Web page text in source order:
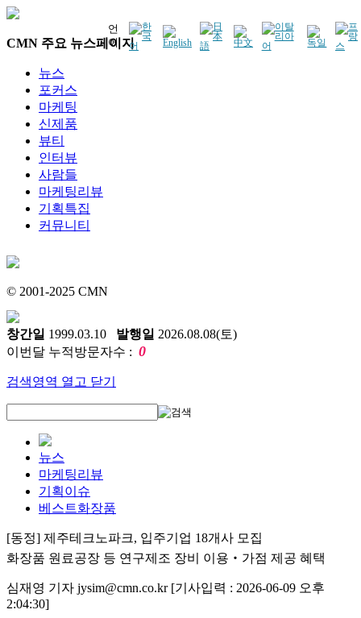
언
어
CMN 주요 뉴스페이지
뉴스
포커스
마케팅
신제품
뷰티
인터뷰
사람들
마케팅리뷰
기획특집
커뮤니티
© 2001-2025 CMN
창간일 1999.03.10 발행일 2026.08.08(토)
이번달 누적방문자수 : 0
검색영역 열고 닫기
뉴스
마케팅리뷰
기획이슈
베스트화장품
[동정] 제주테크노파크, 입주기업 18개사 모집
화장품 원료공장 등 연구제조 장비 이용‧가점 제공 혜택
심재영 기자 jysim@cmn.co.kr [기사입력 : 2026-06-09 오후
2:04:30]